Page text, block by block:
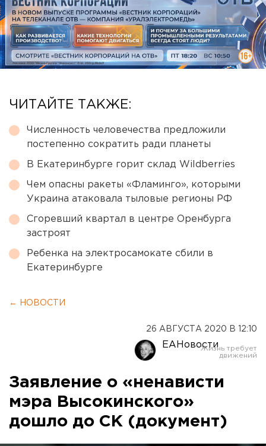
ЧИТАЙТЕ ТАКЖЕ:
Численность человечества предложили
постепенно сократить ради планеты
В Екатеринбурге горит склад Wildberries
Чем опасны ракеты «Фламинго», которыми
Украина атаковала тыловые регионы РФ
Сгоревший квартал в центре Оренбурга
застроят
Ребенка на электросамокате сбили в
Екатеринбурге
← НОВОСТИ
26 АВГУСТА 2020 В 12:10
ЕАНовости
Заявление о «ненависти
мэра Высокинского»
дошло до СК (документ)